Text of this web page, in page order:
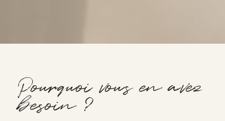
Pourquoi vous en avez
besoin ?